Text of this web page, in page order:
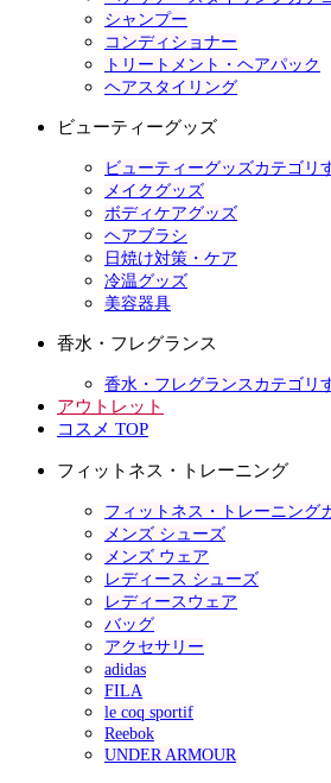
シャンプー
コンディショナー
トリートメント・ヘアパック
ヘアスタイリング
ビューティーグッズ
ビューティーグッズカテゴリ
メイクグッズ
ボディケアグッズ
ヘアブラシ
日焼け対策・ケア
冷温グッズ
美容器具
香水・フレグランス
香水・フレグランスカテゴリ
アウトレット
コスメ TOP
フィットネス・トレーニング
フィットネス・トレーニング
メンズ シューズ
メンズ ウェア
レディース シューズ
レディースウェア
バッグ
アクセサリー
adidas
FILA
le coq sportif
Reebok
UNDER ARMOUR